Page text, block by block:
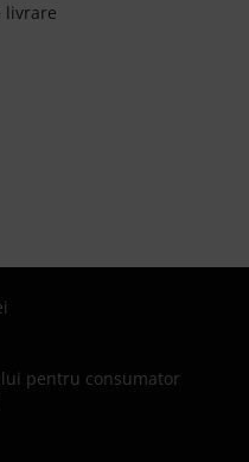
livrare
pentru consumator